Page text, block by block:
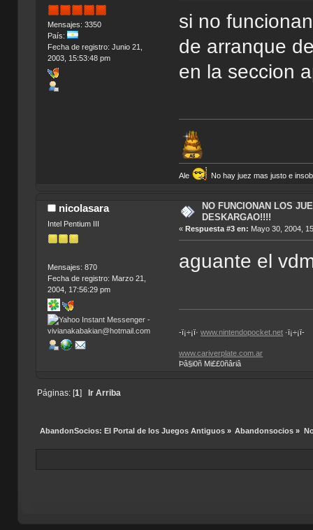
Mensajes: 3350
País:
Fecha de registro: Junio 21,
2003, 15:53:48 pm
si no
de arranque
en la seccion
Ale No hay juez mas justo e
nicolasara
Intel Pentium III
Mensajes: 870
Fecha de registro: Marzo 21,
2004, 17:56:29 pm
NO FUNCIONAN LOS
DESKARGAO!!!!
«Respuesta #3 en: Mayo 30, 2004,
aguante el
-ï¡÷¡ï·www.nintendopocket.net ·ï¡÷¡ï-
www.cariverplate.com.ar
Þâ§i0ñ Mi££0ñâriâ
Páginas: [1] Ir Arriba
AbandonSocios: El Portal de los Juegos Antiguos» Abandonsocios »